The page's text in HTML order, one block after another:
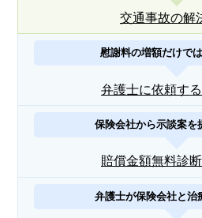
交通事故の解
慰謝料の増額だけで
弁護士に依頼す
保険会社から示談案を
賠償金額無料診
弁護士が保険会社と治